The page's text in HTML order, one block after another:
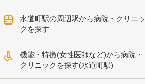
水道町駅の周辺駅から病院・クリニッ
クを探す
機能・特徴(女性医師など)から病院・
クリニックを探す(水道町駅)